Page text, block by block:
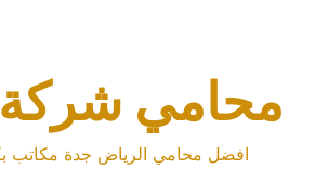
محامي شركة
افضل محامي الرياض جدة مكاتب